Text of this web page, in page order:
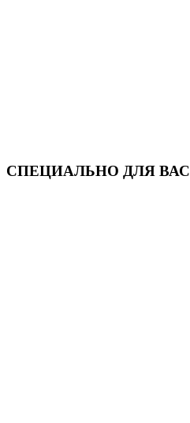
СПЕЦИАЛЬНО ДЛЯ ВАС